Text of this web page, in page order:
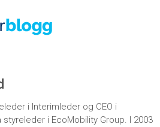
i Interimleder og CEO i
i EcoMobility Group. I 2003